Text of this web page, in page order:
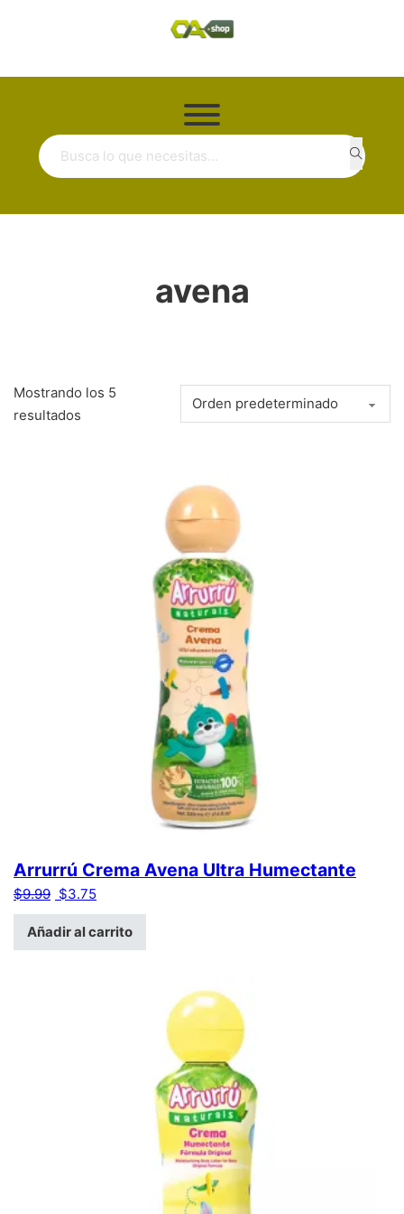
Buscar ...
avena
Mostrando los 5
resultados
Arrurrú Crema Avena Ultra Humectante
$9.99 El precio original era: $9.99.
$3.75
Añadir al carrito